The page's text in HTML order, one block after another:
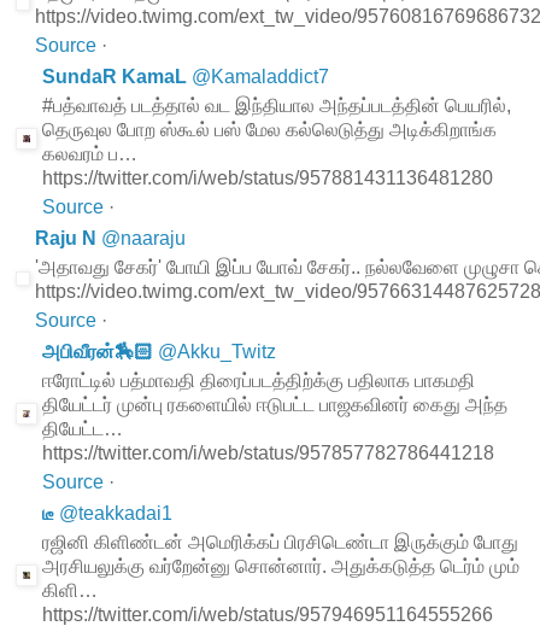
https://video.twimg.com/ext_tw_video/
Source ·
SundaR KamaL @Kamaladdict7
#பத்வாவத் படத்தால் வட இந்தியால அந்தப்படத்தின் பெயரில்,
தெருவுல போற ஸ்கூல் பஸ் மேல கல்லெடுத்து அடிக்கிறாங்க
கலவரம் ப…
https://twitter.com/i/web/status/957881431136481280
Source ·
Raju N @naaraju
'அதாவது சேகர்' போயி இப்ப யோவ் சேகர்.. நல்லவேளை முழுசா
https://video.twimg.com/ext_tw_video/
Source ·
அபிவீரன்🏇🏻 @Akku_Twitz
ஈரோட்டில் பத்மாவதி திரைப்படத்திற்க்கு பதிலாக பாகமதி
தியேட்டர் முன்பு ரகளையில் ஈடுபட்ட பாஜகவினர் கைது அந்த
தியேட்ட…
https://twitter.com/i/web/status/957857782786441218
Source ·
டீ @teakkadai1
ரஜினி கிளிண்டன் அமெரிக்கப் பிரசிடெண்டா இருக்கும் போது
அரசியலுக்கு வர்றேன்னு சொன்னார். அதுக்கடுத்த டெர்ம் மும்
கிளி…
https://twitter.com/i/web/status/957946951164555266